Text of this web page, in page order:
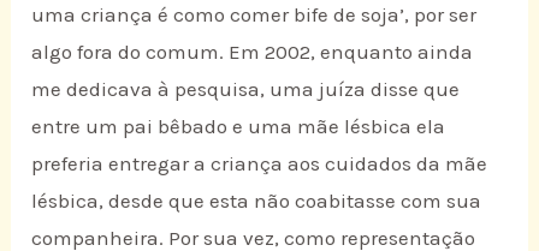
uma criança é como comer bife de soja’, por ser
algo fora do comum. Em 2002, enquanto ainda
me dedicava à pesquisa, uma juíza disse que
entre um pai bêbado e uma mãe lésbica ela
preferia entregar a criança aos cuidados da mãe
lésbica, desde que esta não coabitasse com sua
companheira. Por sua vez, como representação